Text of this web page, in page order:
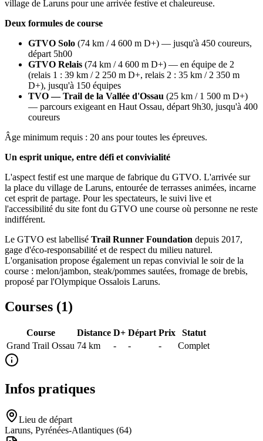
village de Laruns pour une arrivée festive et chaleureuse.
Deux formules de course
GTVO Solo (74 km / 4 600 m D+) — jusqu'à 450 coureurs,
départ 5h00
GTVO Relais (74 km / 4 600 m D+) — en équipe de 2
(relais 1 : 39 km / 2 250 m D+, relais 2 : 35 km / 2 350 m
D+), jusqu'à 150 équipes
TVO — Trail de la Vallée d'Ossau (25 km / 1 500 m D+)
— parcours exigeant en Haut Ossau, départ 9h30, jusqu'à 400
coureurs
Âge minimum requis : 20 ans pour toutes les épreuves.
Un esprit unique, entre défi et convivialité
L'aspect festif est une marque de fabrique du GTVO. L'arrivée sur
la place du village de Laruns, entourée de terrasses animées, incarne
cet esprit de partage. Pour les spectateurs, le suivi live et
l'accessibilité du site font du GTVO une course où personne ne reste
indifférent.
Le GTVO est labellisé Trail Runner Foundation depuis 2017,
gage d'éco-responsabilité et de respect du milieu naturel.
L'organisation propose également un repas convivial le soir de la
course : melon/jambon, steak/pommes sautées, fromage de brebis,
proposé par l'Olympique Ossalois Laruns.
Courses (1)
Course Distance D+ Départ Prix
Statut
Grand Trail Ossau 74 km - - - Complet
Infos pratiques
Lieu de départ
Laruns, Pyrénées-Atlantiques (64)